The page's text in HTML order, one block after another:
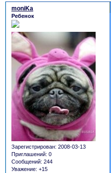
moniKa
Ребенок
Зарегистрирован: 2008-03-13
Приглашений: 0
Сообщений: 244
Уважение: +15